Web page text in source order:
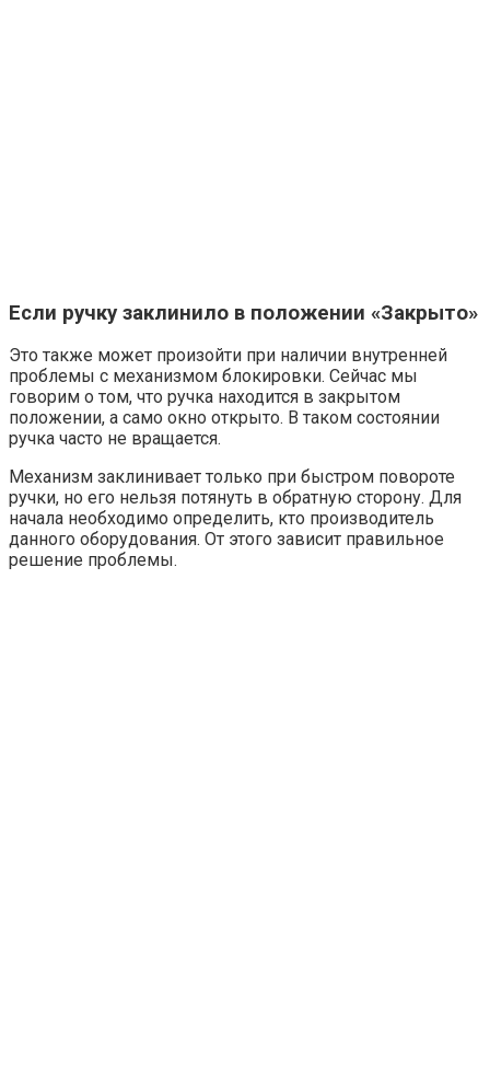
Если ручку заклинило в положении «Закрыто»
Это также может произойти при наличии внутренней
проблемы с механизмом блокировки. Сейчас мы
говорим о том, что ручка находится в закрытом
положении, а само окно открыто. В таком состоянии
ручка часто не вращается.
Механизм заклинивает только при быстром повороте
ручки, но его нельзя потянуть в обратную сторону. Для
начала необходимо определить, кто производитель
данного оборудования. От этого зависит правильное
решение проблемы.